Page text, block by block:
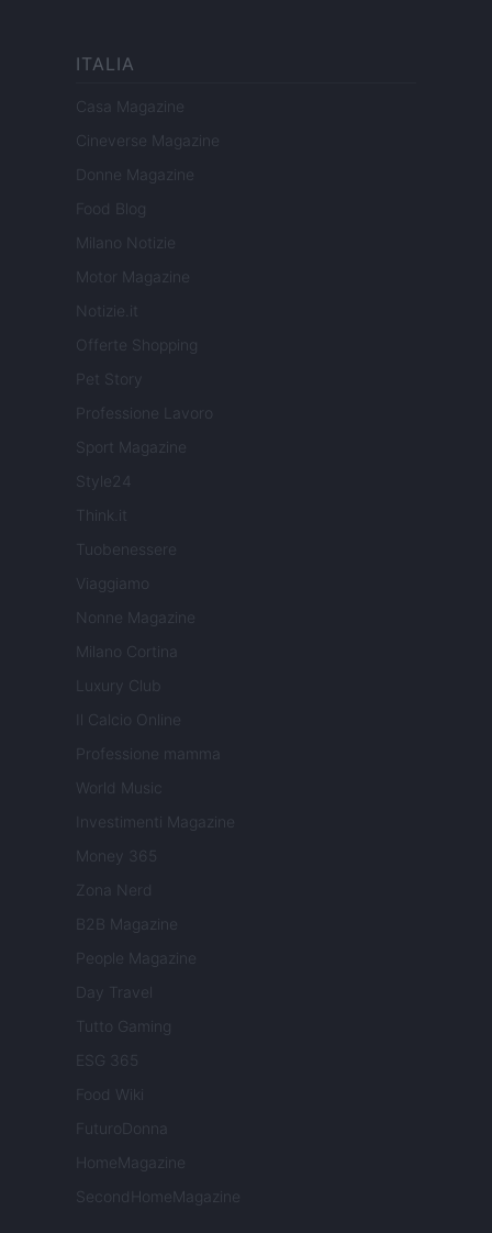
ITALIA
Casa Magazine
Cineverse Magazine
Donne Magazine
Food Blog
Milano Notizie
Motor Magazine
Notizie.it
Offerte Shopping
Pet Story
Professione Lavoro
Sport Magazine
Style24
Think.it
Tuobenessere
Viaggiamo
Nonne Magazine
Milano Cortina
Luxury Club
Il Calcio Online
Professione mamma
World Music
Investimenti Magazine
Money 365
Zona Nerd
B2B Magazine
People Magazine
Day Travel
Tutto Gaming
ESG 365
Food Wiki
FuturoDonna
HomeMagazine
SecondHomeMagazine